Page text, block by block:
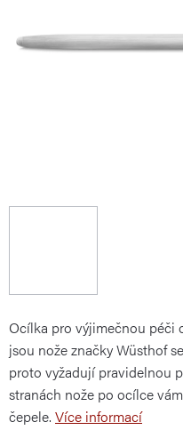
Ocílka pro výjimečnou péči
jsou nože značky Wüsthof
proto vyžadují pravidelnou
stranách nože po ocílce
čepele. Více informací